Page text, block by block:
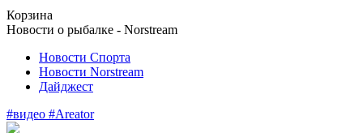
Корзина
Новости о рыбалке - Norstream
Новости Спорта
Новости Norstream
Дайджест
#видео #Areator